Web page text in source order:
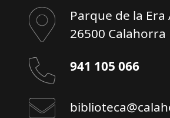
Parque de la Era
26500 Calahorra
941 105 066